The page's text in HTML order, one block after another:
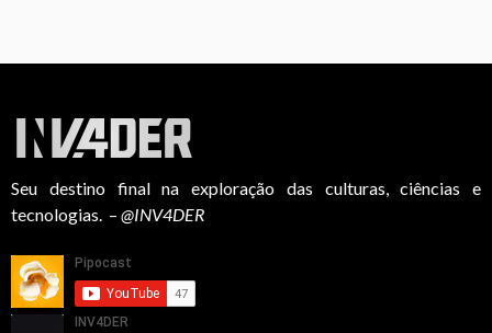
Seu destino final na exploração das culturas, ciências e
tecnologias. – @INV4DER